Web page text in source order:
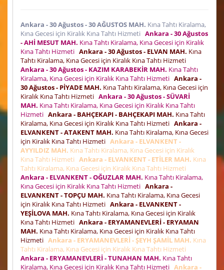
Ankara - 30 Ağustos - 30 AĞUSTOS MAH. Kına Tahtı Kiralama,
Kına Gecesi için Kiralık Kına Tahtı Hizmeti Ankara - 30 Ağustos
- AHİ MESUT MAH. Kına Tahtı Kiralama, Kına Gecesi için Kiralık
Kına Tahtı Hizmeti Ankara - 30 Ağustos - ELVAN MAH. Kına
Tahtı Kiralama, Kına Gecesi için Kiralık Kına Tahtı Hizmeti
Ankara - 30 Ağustos - KAZIM KARABEKİR MAH. Kına Tahtı
Kiralama, Kına Gecesi için Kiralık Kına Tahtı Hizmeti Ankara -
30 Ağustos - PİYADE MAH. Kına Tahtı Kiralama, Kına Gecesi için
Kiralık Kına Tahtı Hizmeti Ankara - 30 Ağustos - SÜVARİ
MAH. Kına Tahtı Kiralama, Kına Gecesi için Kiralık Kına Tahtı
Hizmeti Ankara - BAHÇEKAPI - BAHÇEKAPI MAH. Kına Tahtı
Kiralama, Kına Gecesi için Kiralık Kına Tahtı Hizmeti Ankara -
ELVANKENT - ATAKENT MAH. Kına Tahtı Kiralama, Kına Gecesi
için Kiralık Kına Tahtı Hizmeti Ankara - ELVANKENT -
AYYILDIZ MAH. Kına Tahtı Kiralama, Kına Gecesi için Kiralık
Kına Tahtı Hizmeti Ankara - ELVANKENT - ETİLER MAH. Kına
Tahtı Kiralama, Kına Gecesi için Kiralık Kına Tahtı Hizmeti
Ankara - ELVANKENT - OĞUZLAR MAH. Kına Tahtı Kiralama,
Kına Gecesi için Kiralık Kına Tahtı Hizmeti Ankara -
ELVANKENT - TOPÇU MAH. Kına Tahtı Kiralama, Kına Gecesi
için Kiralık Kına Tahtı Hizmeti Ankara - ELVANKENT -
YEŞİLOVA MAH. Kına Tahtı Kiralama, Kına Gecesi için Kiralık
Kına Tahtı Hizmeti Ankara - ERYAMANEVLERİ - ERYAMAN
MAH. Kına Tahtı Kiralama, Kına Gecesi için Kiralık Kına Tahtı
Hizmeti Ankara - ERYAMANEVLERİ - ŞEYH ŞAMİL MAH. Kına
Tahtı Kiralama, Kına Gecesi için Kiralık Kına Tahtı Hizmeti
Ankara - ERYAMANEVLERİ - TUNAHAN MAH. Kına Tahtı
Kiralama, Kına Gecesi için Kiralık Kına Tahtı Hizmeti Ankara -